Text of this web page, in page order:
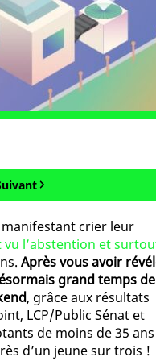
manifestant crier leur
l’abstention et
Après vous avoir
grand temps de
, grâce aux résultats
LCP/Public Sénat et
de moins de 35 ans
d’un jeune sur trois !